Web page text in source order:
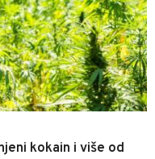
kokain i više od